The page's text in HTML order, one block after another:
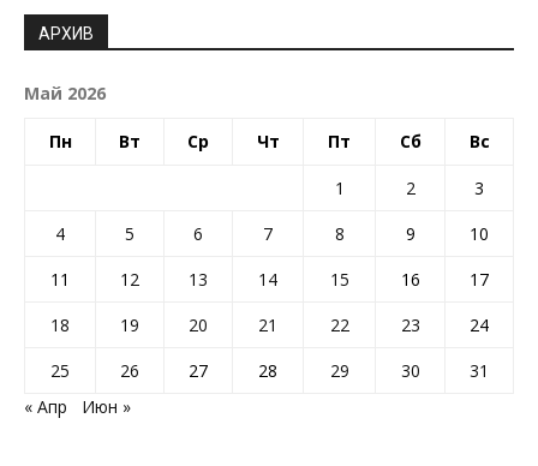
АРХИВ
Май 2026
Пн Вт Ср Чт Пт Сб Вс
1 2
3
4
5 6 7 8 9
10
11
12 13 14 15 16
17
18
19 20 21 22 23
24
25
26 27 28 29 30
31
« Апр
Июн »